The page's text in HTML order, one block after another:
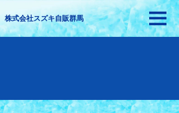
株式会社スズキ自販群馬